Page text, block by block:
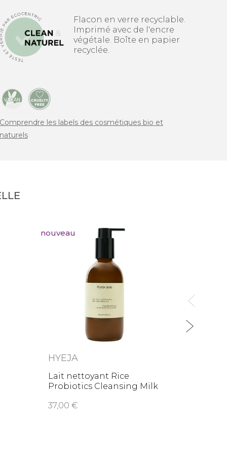
Flacon en verre recyclable.
Imprimé avec de l'encre
végétale. Boîte en papier
recyclée.
les labels des cosmétiques bio et
nouveau
HYEJA
Lait nettoyant Rice
Probiotics Cleansing Milk
37,00